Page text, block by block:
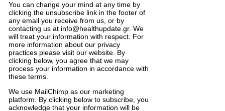
You can change your mind at any time by
clicking the unsubscribe link in the footer of
any email you receive from us, or by
contacting us at info@healthupdate.gr. We
will treat your information with respect. For
more information about our privacy
practices please visit our website. By
clicking below, you agree that we may
process your information in accordance with
these terms.
We use MailChimp as our marketing
platform
By clicking below to subscribe you
acknowledge that your information will be